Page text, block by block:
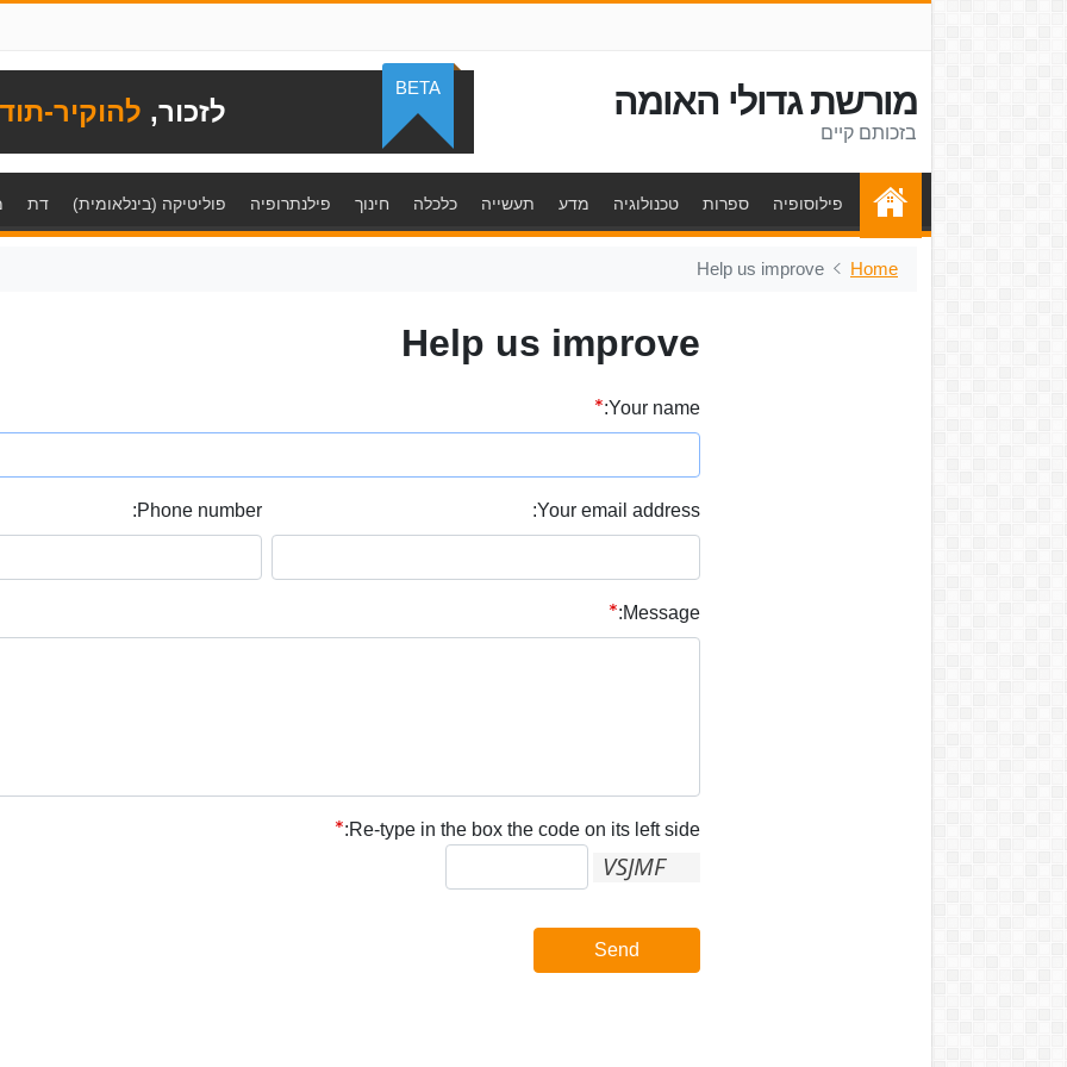
מורשת גדולי האומה
בזכותם קיים
לזכור, להוקיר-
BETA
פילוסופיה ספרות טכנולוגיה מדע תעשייה כלכלה חינוך פילנתרופיה פוליטיקה (בינלאומית) דת
Home
Help us improve
Help us improve
Your name:
Your email address:
Phone number:
Message:
Re-type in the box the code on its left side:
Send